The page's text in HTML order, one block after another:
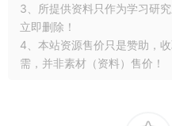
3、所提供资料只作为学习研
立即删除！
4、本站资源售价只是赞助，
需，并非素材（资料）售价！